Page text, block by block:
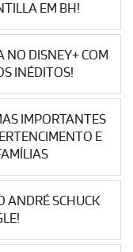
EM BH!
NO DISNEY+ COM
INÉDITOS!
IMPORTANTES
E
ANDRÉ SCHUCK